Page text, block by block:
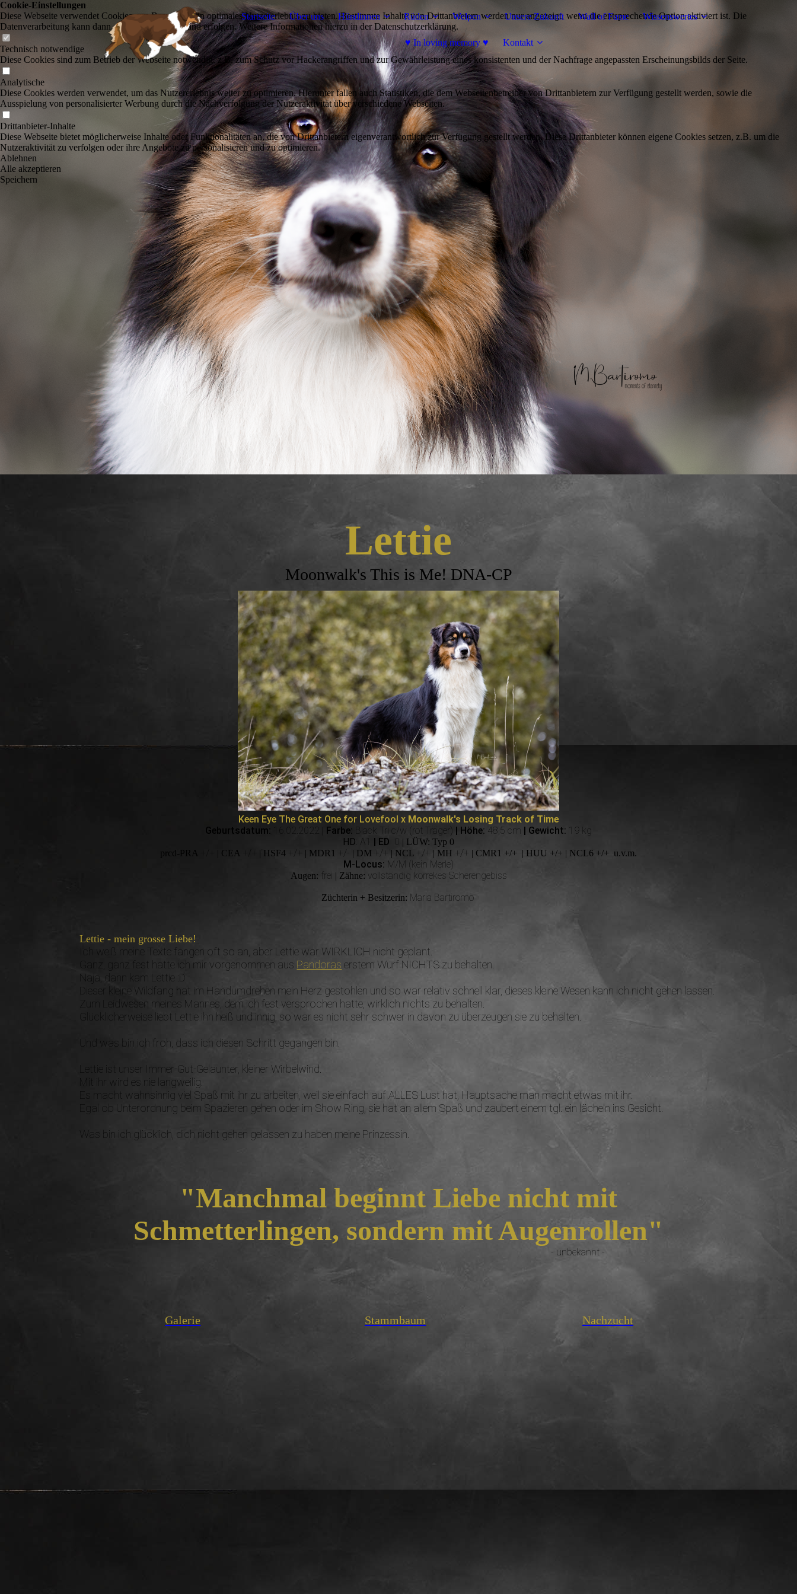
Startseite Über uns Hündinnen Rüden Welpen Unsere Zukunft Wall of Fame Wissenswertes
♥ In loving memory ♥ Kontakt
Lettie
Moonwalk's This is Me! DNA-CP
Keen Eye The Great One for Lovefool x Moonwalk's Losing Track of Time
Geburtsdatum:
16.02.2022 | Farbe: Black Tri c/w (rot Träger) | Höhe: 48,5 cm | Gewicht: 19 kg
HD: A1 | ED
| LÜW: Typ 0
prcd-PRA
| CEA | HSF4 +/+ | MDR1 + | DM +/+ | NCL +/+ | MH +/+ | CMR1 +/+ | HUU +/+ | NCL6 +/+ u.v.m.
M-Locus: M/M (kein Merle)
Augen: frei | Zähne: vollständig korrekes Scherengebiss
Züchterin + Besitzerin: Maria Bartiromo
Lettie - mein grosse Liebe!
Ich weiß meine Texte fangen oft so an, aber Lettie war WIRKLICH nicht geplant.
Ganz, ganz fest hatte ich mir vorgenommen aus Pandoras erstem Wurf NICHTS zu behalten.
Naja, dann kam Lettie :D
Dieser kleine Wildfang hat im Handumdrehen mein Herz gestohlen und so war relativ schnell klar, dieses kleine Wesen kann ich nicht gehen lassen.
Zum Leidwesen meines Mannes, dem ich fest versprochen hatte, wirklich nichts zu behalten.
Glücklicherweise liebt Lettie ihn heiß und innig, so war es nicht sehr schwer in davon zu überzeugen sie zu behalten.
Und was bin ich froh, dass ich diesen Schritt gegangen bin.
Lettie ist unser Immer-Gut-Gelaunter, kleiner Wirbelwind.
Mit ihr wird es nie langweilig.
Es macht wahnsinnig viel Spaß mit ihr zu arbeiten, weil sie einfach auf ALLES Lust hat, Hauptsache man macht etwas mit ihr.
Egal ob Unterordnung beim Spazieren gehen oder im Show Ring, sie hat an allem Spaß und zaubert einem tgl. ein lächeln ins Gesicht.
Was bin ich glücklich, dich nicht gehen gelassen zu haben meine Prinzessin.
"Manchmal beginnt Liebe nicht mit
Schmetterlingen, sondern mit Augenrollen"
- unbekannt -
Galerie Stammbaum Nachzucht
Cookie-Einstellungen
Diese Webseite verwendet Cookies, um Besuchern ein optimales Nutzererlebnis zu bieten. Bestimmte Inhalte von Drittanbietern werden nur angezeigt, wenn die entsprechende Option aktiviert ist. Die
Datenverarbeitung kann dann auch in einem Drittland erfolgen. Weitere Informationen hierzu in der Datenschutzerklärung.
Technisch notwendige
Diese Cookies sind zum Betrieb der Webseite notwendig, z.B. zum Schutz vor Hackerangriffen und zur Gewährleistung eines konsistenten und der Nachfrage angepassten Erscheinungsbilds der Seite.
Analytische
Diese Cookies werden verwendet, um das Nutzererlebnis weiter zu optimieren. Hierunter fallen auch Statistiken, die dem Webseitenbetreiber von Drittanbietern zur Verfügung gestellt werden, sowie die
Ausspielung von personalisierter Werbung durch die Nachverfolgung der Nutzeraktivität über verschiedene Webseiten.
Drittanbieter-Inhalte
Diese Webseite bietet möglicherweise Inhalte oder Funktionalitäten an, die von Drittanbietern eigenverantwortlich zur Verfügung gestellt werden. Diese Drittanbieter können eigene Cookies setzen, z.B. um die
Nutzeraktivität zu verfolgen oder ihre Angebote zu personalisieren und zu optimieren.
Ablehnen
Alle akzeptieren
Speichern